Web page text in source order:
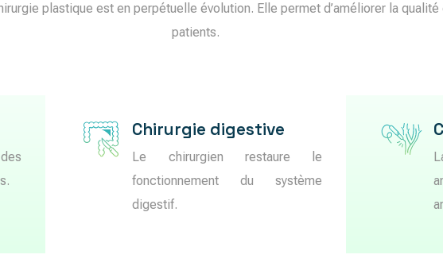
plastique est en perpétuelle évolution. Elle permet d’améliorer la qualité
patients.
Chirurgie digestive
Le chirurgien restaure le
fonctionnement du système
digestif.